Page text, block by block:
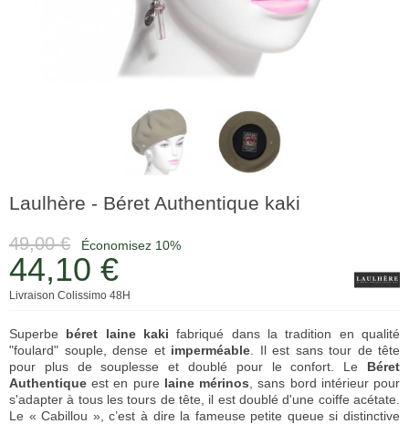
Laulhère - Béret Authentique kaki
49,00 € Économisez 10%
44,10 €
Livraison Colissimo 48H
Superbe béret laine kaki fabriqué dans la tradition en qualité
"foulard" souple, dense et imperméable . Il est sans tour de tête
pour plus de souplesse et doublé pour le confort. Le Béret
Authentique est en pure laine mérinos , sans bord intérieur pour
s'adapter à tous les tours de tête, il est doublé d'une coiffe acétate.
Le « Cabillou », c’est à dire la fameuse petite queue si distinctive